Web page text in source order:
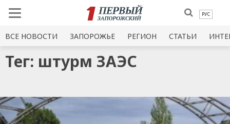
РУС
ВСЕ НОВОСТИ ЗАПОРОЖЬЕ РЕГИОН СТАТЬИ
Тег: штурм ЗАЭС